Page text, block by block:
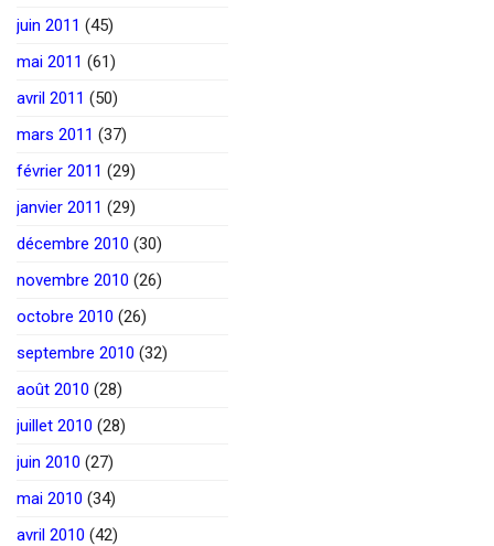
juin 2011 (45)
mai 2011 (61)
avril 2011 (50)
mars 2011 (37)
février 2011 (29)
janvier 2011 (29)
décembre 2010 (30)
novembre 2010 (26)
octobre 2010 (26)
septembre 2010 (32)
août 2010 (28)
juillet 2010 (28)
juin 2010 (27)
mai 2010 (34)
avril 2010 (42)